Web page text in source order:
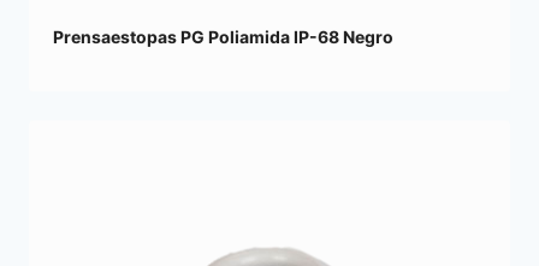
Prensaestopas PG Poliamida IP-68 Negro